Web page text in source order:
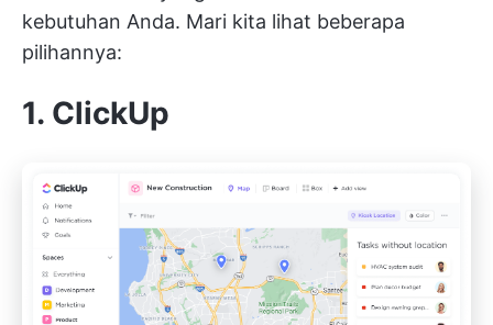
kebutuhan Anda. Mari kita lihat beberapa
pilihannya:
1. ClickUp